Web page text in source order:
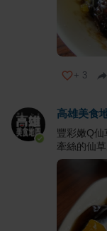
+ 3
高雄美食
豐彩嫩Q
牽絲的仙